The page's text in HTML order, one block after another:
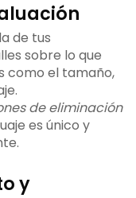
de tus
sobre lo que
como el tamaño,
de eliminación
es único y
y